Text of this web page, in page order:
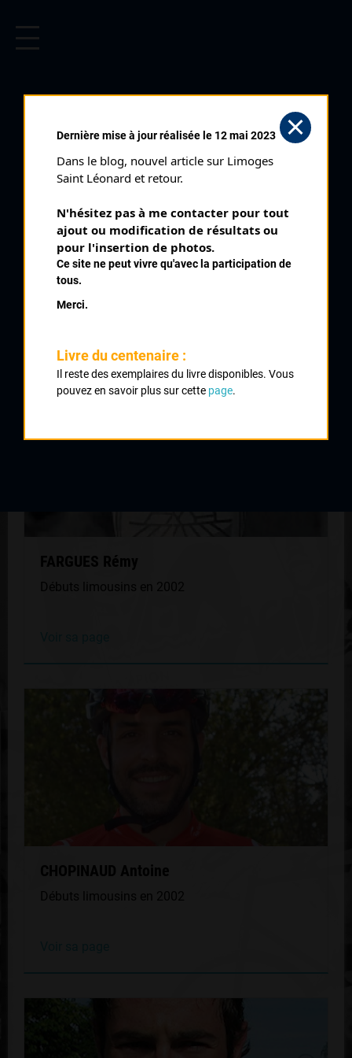
PALMARÈS
2002 , CC Moncontour
1 Championnat de France de l'Avenir Juniors
QUELQUES COUREURS DE LA
MÊME GÉNÉRATION
FARGUES Rémy
Débuts limousins en 2002
CHOPINAUD Antoine
Débuts limousins en 2002
Dernière mise à jour réalisée le 12 mai 2023
Dans le blog, nouvel article sur Limoges
Saint Léonard et retour.
N'hésitez pas à me contacter pour tout
ajout ou modification de résultats ou
pour l'insertion de photos.
Ce site ne peut vivre qu'avec la participation de
tous.
Merci.
Livre du centenaire :
Il reste des exemplaires du livre disponibles. Vous
pouvez en savoir plus sur cette page.